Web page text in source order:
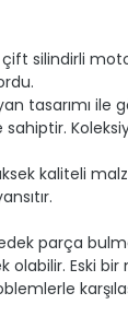
silindirli
tasarımı ile
kaliteli
parça
olabilir. Eski